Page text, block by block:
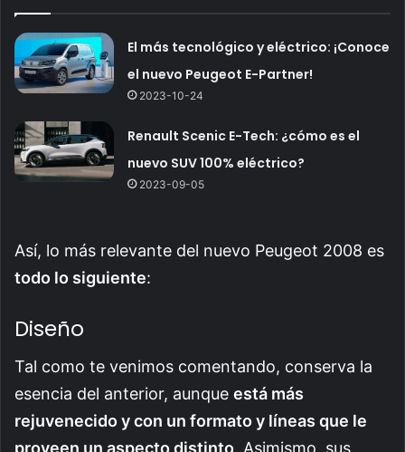
El más tecnológico y eléctrico: ¡Conoce
el nuevo Peugeot E-Partner!
2023-10-24
Renault Scenic E-Tech: ¿cómo es el
nuevo SUV 100% eléctrico?
2023-09-05
Así, lo más relevante del nuevo Peugeot 2008 es
todo lo siguiente:
Diseño
Tal como te venimos comentando, conserva la
esencia del anterior, aunque está más
rejuvenecido y con un formato y líneas que le
proveen un aspecto distinto . Asimismo, sus